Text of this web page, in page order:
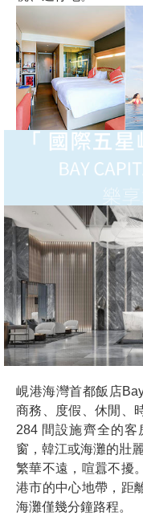
峴港海灣首都飯店
商務、度假、休閒、
284 間設施齊全的
窗，韓江或海灘的壯
繁華不遠，喧囂不擾
港市的中心地帶，距
海灘僅幾分鐘路程。